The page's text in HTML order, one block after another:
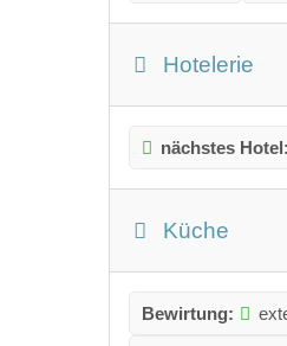
Hotelerie
nächstes Hotel:
Küche
Bewirtung: